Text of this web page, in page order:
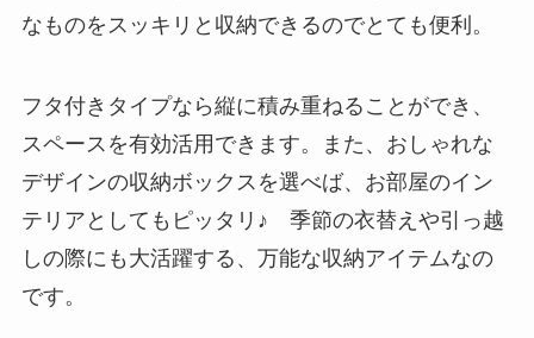
なものをスッキリと収納できるのでとても便利。
フタ付きタイプなら縦に積み重ねることができ、
スペースを有効活用できます。また、おしゃれな
デザインの収納ボックスを選べば、お部屋のイン
テリアとしてもピッタリ♪ 季節の衣替えや引っ越
しの際にも大活躍する、万能な収納アイテムなの
です。